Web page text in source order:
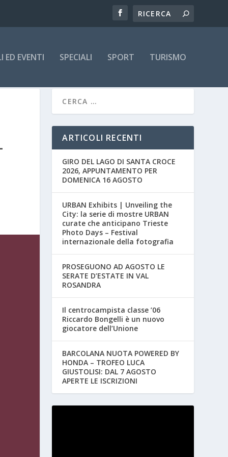
ED EVENTI SPECIALI SPORT TURISMO
ARTICOLI RECENTI
GIRO DEL LAGO DI SANTA CROCE
2026, APPUNTAMENTO PER
DOMENICA 16 AGOSTO
URBAN Exhibits | Unveiling the
City: la serie di mostre URBAN
curate che anticipano Trieste
Photo Days – Festival
internazionale della fotografia
PROSEGUONO AD AGOSTO LE
SERATE D’ESTATE IN VAL
ROSANDRA
Il centrocampista classe ’06
Riccardo Bongelli è un nuovo
giocatore dell’Unione
BARCOLANA NUOTA POWERED BY
HONDA – TROFEO LUCA
GIUSTOLISI: DAL 7 AGOSTO
APERTE LE ISCRIZIONI